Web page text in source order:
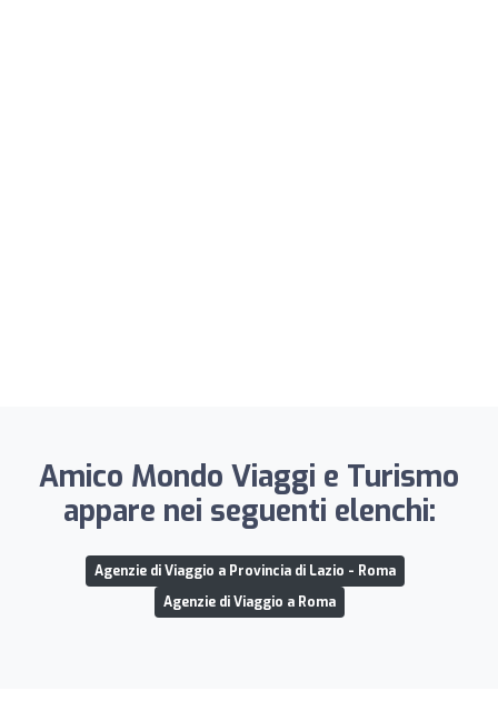
Amico Mondo Viaggi e Turismo
appare nei seguenti elenchi:
Agenzie di Viaggio a Provincia di Lazio - Roma
Agenzie di Viaggio a Roma